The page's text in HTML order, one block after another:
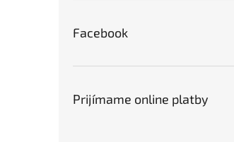
Facebook
Prijímame online platby